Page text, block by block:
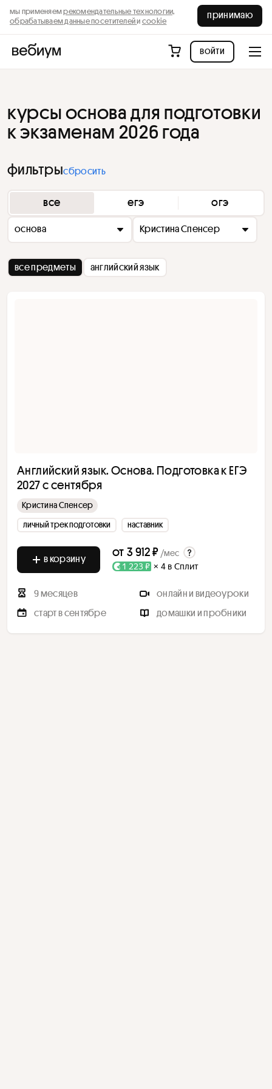
мы применяемрекомендательные технологии,
обрабатываем данные посетителейи cookie
принимаю
войти
курсы основа для подготовки
к экзаменам 2026 года
фильтрысбросить
все егэ огэ
основа Кристина Спенсер
все предметы английский язык
Английский язык. Основа. Подготовка к ЕГЭ
2027 с сентября
Кристина Спенсер
личный трек подготовки
наставник
в корзину от 3 912 ₽ /мес
1 223 ₽ × 4 в Сплит
9 месяцев
онлайн и видеоуроки
старт в сентябре
домашки и пробники